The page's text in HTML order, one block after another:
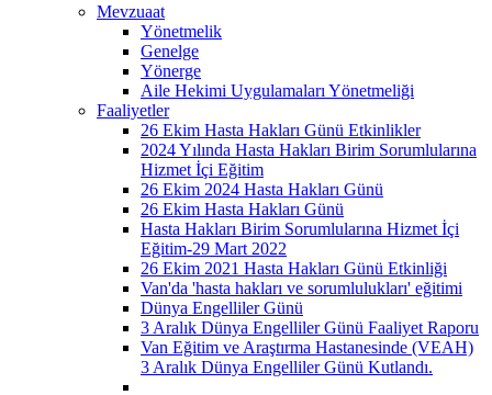
Mevzuaat
Yönetmelik
Genelge
Yönerge
Aile Hekimi Uygulamaları Yönetmeliği
Faaliyetler
26 Ekim Hasta Hakları Günü Etkinlikler
2024 Yılında Hasta Hakları Birim Sorumlularına
Hizmet İçi Eğitim
26 Ekim 2024 Hasta Hakları Günü
26 Ekim Hasta Hakları Günü
Hasta Hakları Birim Sorumlularına Hizmet İçi
Eğitim-29 Mart 2022
26 Ekim 2021 Hasta Hakları Günü Etkinliği
Van'da 'hasta hakları ve sorumlulukları' eğitimi
Dünya Engelliler Günü
3 Aralık Dünya Engelliler Günü Faaliyet Raporu
Van Eğitim ve Araştırma Hastanesinde (VEAH)
3 Aralık Dünya Engelliler Günü Kutlandı.